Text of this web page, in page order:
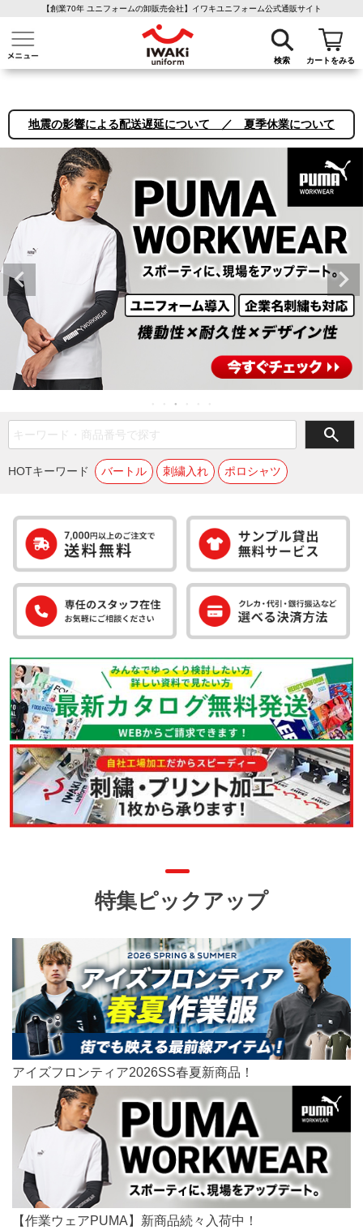
【創業70年 ユニフォームの卸販売会社】イワキユニフォーム公式通販サイト
検索 カートをみる
介護ユニフォーム 作業着・作業服 ファン付き作業着 医療白衣
地震の影響による配送遅延について ／ 夏季休業について
search
HOTキーワード バートル 刺繍入れ ポロシャツ
特集ピックアップ
アイズフロンティア2026SS春夏新商品！
【作業ウェアPUMA】新商品続々入荷中！